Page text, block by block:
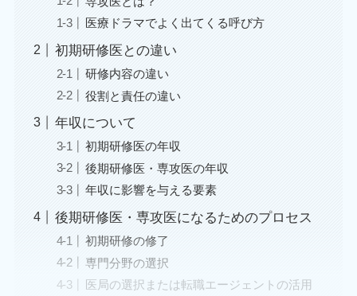
医療ドラマでよく出てくる呼び方
初期研修医との違い
研修内容の違い
役割と責任の違い
年収について
初期研修医の年収
後期研修医・専攻医の年収
年収に影響を与える要素
後期研修医・専攻医になるためのプロセス
初期研修の修了
専門分野の選択
医局の選択または転職エージェントの活用